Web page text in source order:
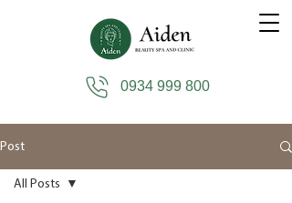
0934 999 800
Post
All Posts